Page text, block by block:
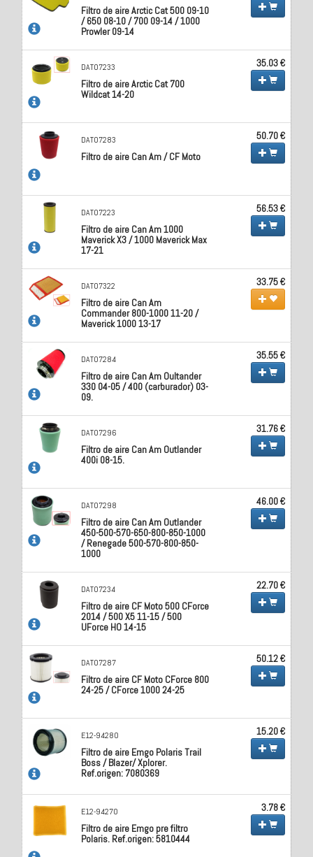
Filtro de aire Arctic Cat 500 09-10
/ 650 08-10 / 700 09-14 / 1000
Prowler 09-14
DAT07233
Filtro de aire Arctic Cat 700
Wildcat 14-20
35.03 €
DAT07283
Filtro de aire Can Am / CF Moto
50.70 €
DAT07223
Filtro de aire Can Am 1000
Maverick X3 / 1000 Maverick Max
17-21
56.53 €
DAT07322
Filtro de aire Can Am
Commander 800-1000 11-20 /
Maverick 1000 13-17
33.75 €
DAT07284
Filtro de aire Can Am Oultander
330 04-05 / 400 (carburador) 03-
09.
35.55 €
DAT07296
Filtro de aire Can Am Outlander
400i 08-15.
31.76 €
DAT07298
Filtro de aire Can Am Outlander
450-500-570-650-800-850-1000
/ Renegade 500-570-800-850-
1000
46.00 €
DAT07234
Filtro de aire CF Moto 500 CForce
2014 / 500 X5 11-15 / 500
UForce HO 14-15
22.70 €
DAT07287
Filtro de aire CF Moto CForce 800
24-25 / CForce 1000 24-25
50.12 €
E12-94280
Filtro de aire Emgo Polaris Trail
Boss / Blazer/ Xplorer.
Ref.origen: 7080369
15.20 €
E12-94270
Filtro de aire Emgo pre filtro
Polaris. Ref.origen: 5810444
3.78 €